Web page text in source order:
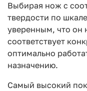
Выбирая нож с
твердости по
уверенным, что он
соответствует
оптимально
назначению.
Самый высокий